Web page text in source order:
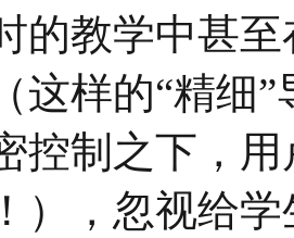
的教学中甚
这样的“精细
控制之下，
），忽视给